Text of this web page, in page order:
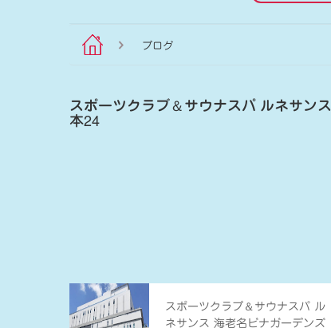
ブログ
スポーツクラブ＆サウナスパ ルネサン
本24
スポーツクラブ ＆ サウナスパ ル
ネサンス 海老名ビナガーデンズ